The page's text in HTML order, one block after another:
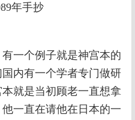
年手抄
一个例子就是神宫本的
内有一个学者专门做研
就是当初顾老一直想拿
一直在请他在日本的一